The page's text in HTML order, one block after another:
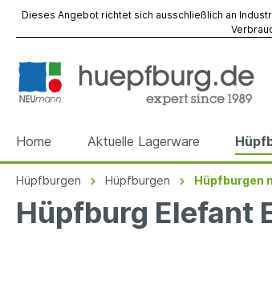
Dieses Angebot richtet sich ausschließlich an
Home Aktuelle Lagerware
Zur Kategorie Hüpfburgen
Zur Kategorie Spiel- & Eventmodule
Zur Kategorie Referenzen
Zur Kategorie Werbeobjekte
Zur Kategorie Zubehör
Zur Kategorie Vermietung
Hüpfburgen Hüpfburgen Hüpfburgen
Hüpfburg Elefant